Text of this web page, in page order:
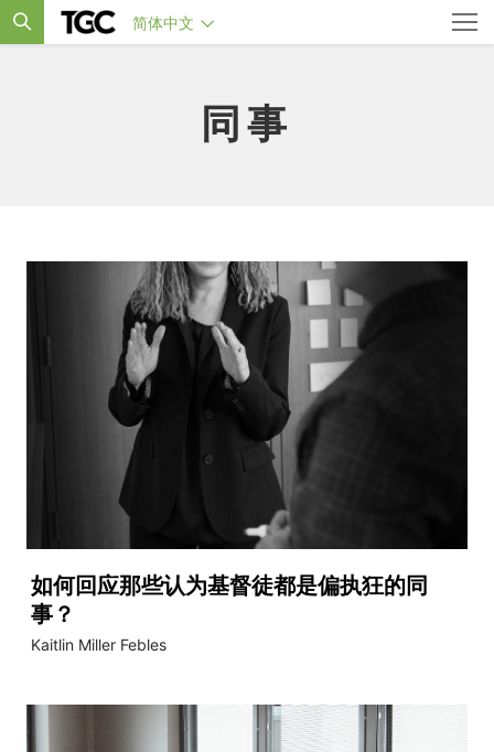
简体中文
同事
如何回应那些认为基督徒都是偏执狂的同
事？
Kaitlin Miller Febles